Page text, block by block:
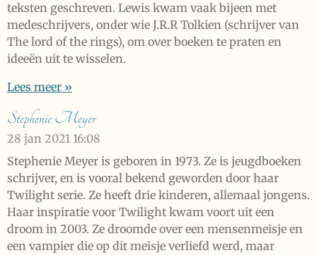
teksten geschreven. Lewis kwam vaak bijeen met
medeschrijvers, onder wie J.R.R Tolkien (schrijver van
The lord of the rings), om over boeken te praten en
ideeën uit te wisselen.
Lees meer »
Stephenie Meyer
28 jan 2021 16:08
Stephenie Meyer is geboren in 1973. Ze is jeugdboeken
schrijver, en is vooral bekend geworden door haar
Twilight serie. Ze heeft drie kinderen, allemaal jongens.
Haar inspiratie voor Twilight kwam voort uit een
droom in 2003. Ze droomde over een mensenmeisje en
een vampier die op dit meisje verliefd werd, maar